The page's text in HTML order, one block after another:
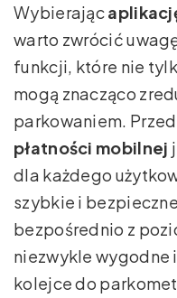
Wybierając
warto zwrócić
funkcji, które nie
mogą znacząco
parkowaniem.
płatności mobilnej
dla każdego
szybkie i
bezpośrednio z
niezwykle wygodne
kolejce do